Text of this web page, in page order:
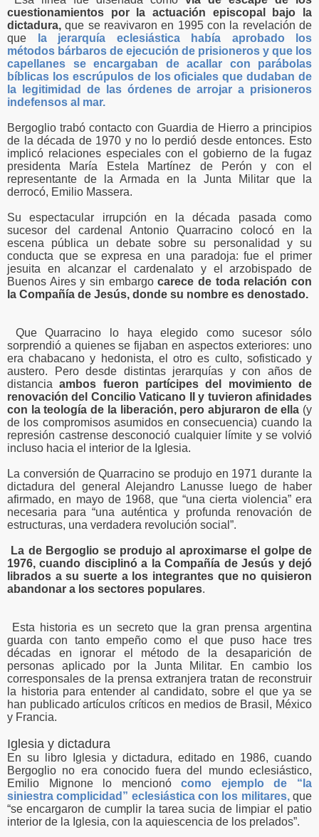
cuestionamientos por la actuación episcopal bajo la
dictadura,que se reavivaron en 1995 con la revelación de
que
la jerarquía eclesiástica había aprobado los
métodos bárbaros de ejecución de prisioneros y que los
capellanes se encargaban de acallar con parábolas
bíblicas los escrúpulos de los oficiales que dudaban de
la legitimidad de las órdenes de arrojar a prisioneros
indefensos al mar.
Bergoglio trabó contacto con Guardia de Hierro a principios
de la década de 1970 y no lo perdió desde entonces. Esto
implicó relaciones especiales con el gobierno de la fugaz
presidenta María Estela Martínez de Perón y con el
representante de la Armada en la Junta Militar que la
derrocó, Emilio Massera.
Su espectacular irrupción en la década pasada como
sucesor del cardenal Antonio Quarracino colocó en la
escena pública un debate sobre su personalidad y su
conducta que se expresa en una paradoja: fue el primer
jesuita en alcanzar el cardenalato y el arzobispado de
Buenos Aires y sin embargocarece de toda relación con
la Compañía de Jesús, donde su nombre es denostado.
Que Quarracino lo haya elegido como sucesor sólo
sorprendió a quienes se fijaban en aspectos exteriores: uno
era chabacano y hedonista, el otro es culto, sofisticado y
austero. Pero desde distintas jerarquías y con años de
distanciaambos fueron partícipes del movimiento de
renovación del Concilio Vaticano II y tuvieron afinidades
con la teología de la liberación, pero abjuraron de ella (y
de los compromisos asumidos en consecuencia) cuando la
represión castrense desconoció cualquier límite y se volvió
incluso hacia el interior de la Iglesia.
La conversión de Quarracino se produjo en 1971 durante la
dictadura del general Alejandro Lanusse luego de haber
afirmado, en mayo de 1968, que “una cierta violencia” era
necesaria para “una auténtica y profunda renovación de
estructuras, una verdadera revolución social”.
La de Bergoglio se produjo al aproximarse el golpe de
1976, cuando disciplinó a la Compañía de Jesús y dejó
librados a su suerte a los integrantes que no quisieron
abandonar a los sectores populares.
Esta historia es un secreto que la gran prensa argentina
guarda con tanto empeño como el que puso hace tres
décadas en ignorar el método de la desaparición de
personas aplicado por la Junta Militar. En cambio los
corresponsales de la prensa extranjera tratan de reconstruir
la historia para entender al candidato, sobre el que ya se
han publicado artículos críticos en medios de Brasil, México
y Francia.
Iglesia y dictadura
En su libro Iglesia y dictadura, editado en 1986, cuando
Bergoglio no era conocido fuera del mundo eclesiástico,
Emilio Mignone lo mencionócomo ejemplo de “la
siniestra complicidad” eclesiástica con los militares, que
“se encargaron de cumplir la tarea sucia de limpiar el patio
interior de la Iglesia, con la aquiescencia de los prelados”.